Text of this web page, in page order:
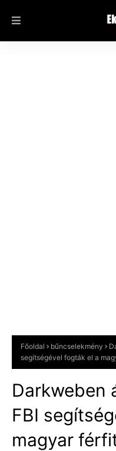
Főoldal bűncselekmény
segítségével fogták el a
Darkweben
FBI
magyar